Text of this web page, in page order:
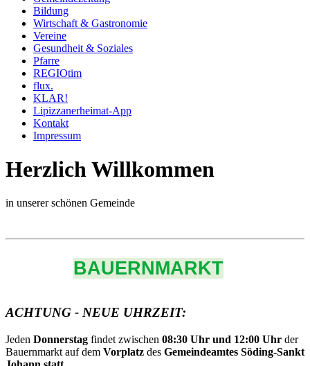
Bildung
Wirtschaft & Gastronomie
Vereine
Gesundheit & Soziales
Pfarre
REGIOtim
flux.
KLAR!
Lipizzanerheimat-App
Kontakt
Impressum
Herzlich Willkommen
in unserer schönen Gemeinde
BAUERNMARKT
ACHTUNG - NEUE UHRZEIT:
Jeden Donnerstag findet zwischen 08:30 Uhr und 12:00 Uhr der
Bauernmarkt auf dem Vorplatz des Gemeindeamtes Söding-Sankt